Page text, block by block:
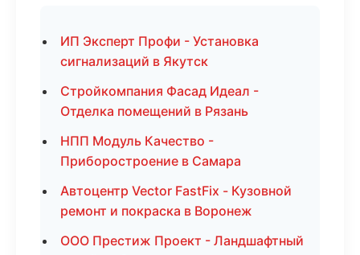
ИП Эксперт Профи - Установка
сигнализаций в Якутск
Стройкомпания Фасад Идеал -
Отделка помещений в Рязань
НПП Модуль Качество -
Приборостроение в Самара
Автоцентр Vector FastFix - Кузовной
ремонт и покраска в Воронеж
ООО Престиж Проект - Ландшафтный